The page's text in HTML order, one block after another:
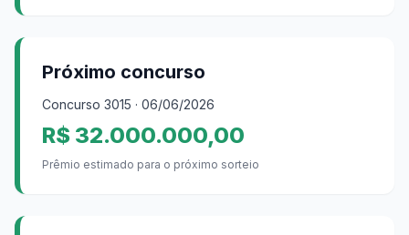
Próximo concurso
Concurso 3015 · 06/06/2026
R$ 32.000.000,00
Prêmio estimado para o próximo sorteio